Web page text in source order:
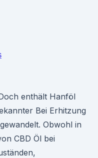
enthält Hanföl
Bei Erhitzung
Obwohl in
CBD Öl bei